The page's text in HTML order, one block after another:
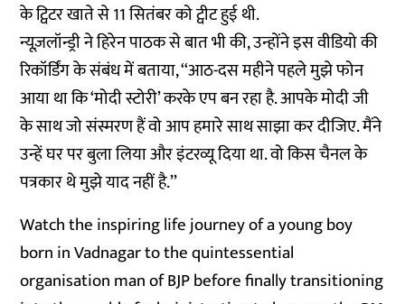
के ट्विटर खाते से 11 सितंबर को ट्वीट हुई थी.
न्यूज़लॉन्ड्री ने हिरेन पाठक से बात भी की, उन्होंने इस वीडियो की
रिकॉर्डिंग के संबंध में बताया, ‘‘आठ-दस महीने पहले मुझे फोन
आया था कि ‘मोदी स्टोरी’ करके एप बन रहा है. आपके मोदी जी
के साथ जो संस्मरण हैं वो आप हमारे साथ साझा कर दीजिए. मैंने
उन्हें घर पर बुला लिया और इंटरव्यू दिया था. वो किस चैनल के
पत्रकार थे मुझे याद नहीं है.’’
Watch the inspiring life journey of a young boy
born in Vadnagar to the quintessential
organisation man of BJP before finally transitioning